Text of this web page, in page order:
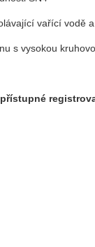
vařící vodě
s vysokou